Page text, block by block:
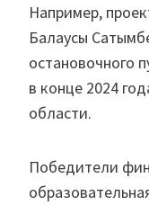
Например,
Балаусы
остановочного
в конце 2024
области.
Победители